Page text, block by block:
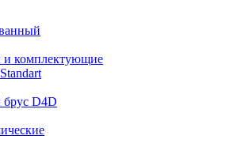
комплектующие
D4D